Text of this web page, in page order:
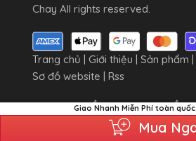
Giao Nhanh Miễn Phí toàn quốc
Mua
Chay All rights reserved.
Trang chủ Giới thiệu Sản phẩm
Sơ đồ website
Rss
VEGAN - TRẦM HƯƠNG THUẦN
Địa chỉ: 7/25A Đường 182, P. Tăng